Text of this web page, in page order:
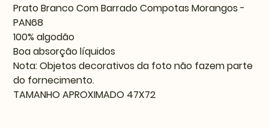
Prato Branco Com Barrado Compotas Morangos -
PAN68
100% algodão
Boa absorção líquidos
Nota: Objetos decorativos da foto não fazem parte
do fornecimento.
TAMANHO APROXIMADO 47X72